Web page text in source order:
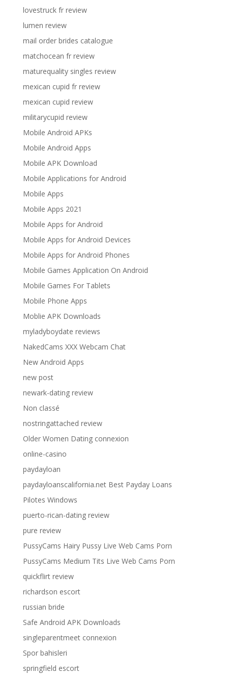
lovestruck fr review
lumen review
mail order brides catalogue
matchocean fr review
maturequality singles review
mexican cupid fr review
mexican cupid review
militarycupid review
Mobile Android APKs
Mobile Android Apps
Mobile APK Download
Mobile Applications for Android
Mobile Apps
Mobile Apps 2021
Mobile Apps for Android
Mobile Apps for Android Devices
Mobile Apps for Android Phones
Mobile Games Application On Android
Mobile Games For Tablets
Mobile Phone Apps
Moblie APK Downloads
myladyboydate reviews
NakedCams XXX Webcam Chat
New Android Apps
new post
newark-dating review
Non classé
nostringattached review
Older Women Dating connexion
online-casino
paydayloan
paydayloanscalifornia.net Best Payday Loans
Pilotes Windows
puerto-rican-dating review
pure review
PussyCams Hairy Pussy Live Web Cams Porn
PussyCams Medium Tits Live Web Cams Porn
quickflirt review
richardson escort
russian bride
Safe Android APK Downloads
singleparentmeet connexion
Spor bahisleri
springfield escort